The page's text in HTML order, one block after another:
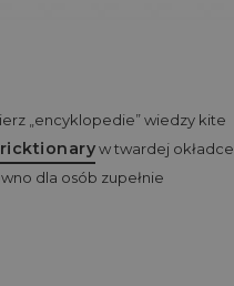
„encyklopedie” wiedzy kite
w twardej okładce
dla osób zupełnie